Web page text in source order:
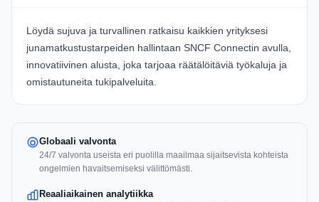
Löydä sujuva ja turvallinen ratkaisu kaikkien yrityksesi
junamatkustustarpeiden hallintaan SNCF Connectin avulla,
innovatiivinen alusta, joka tarjoaa räätälöitäviä työkaluja ja
omistautuneita tukipalveluita.
Globaali valvonta
24/7 valvonta useista eri puolilla maailmaa sijaitsevista kohteista
ongelmien havaitsemiseksi välittömästi.
Reaaliaikainen analytiikka